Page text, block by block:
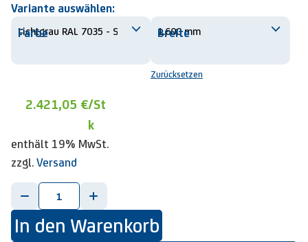
Variante auswählen:
Farbe
Breite
Zurücksetzen
2.421,05 €/St
k
enthält 19% MwSt.
zzgl. Versand
-
+
In den Warenkorb